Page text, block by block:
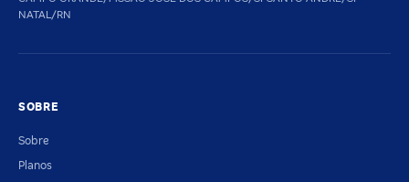
NATAL/RN
SOBRE
Sobre
Planos